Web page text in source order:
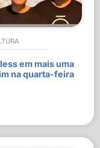
em mais uma
na quarta-feira